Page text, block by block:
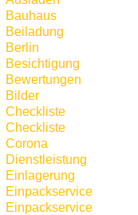
Bauhaus
Beiladung
Berlin
Besichtigung
Bewertungen
Bilder
Checkliste
Checkliste
Corona
Dienstleistung
Einlagerung
Einpackservice
Einpackservice